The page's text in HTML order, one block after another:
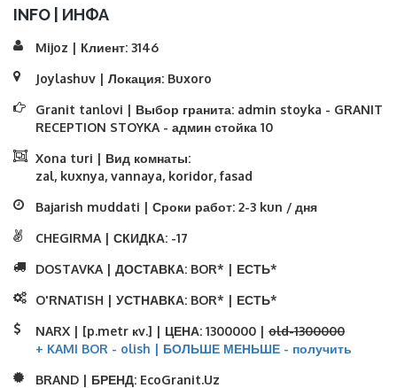
INFO | ИНФА
Mijoz | Клиент: 3146
Joylashuv | Локация: Buxoro
Granit tanlovi | Выбор гранита: admin stoyka - GRANIT
RECEPTION STOYKA - админ стойка 10
Xona turi | Вид комнаты:
zal, kuxnya, vannaya, koridor, fasad
Bajarish muddati | Сроки работ: 2-3 kun / дня
CHEGIRMA | СКИДКА: -17
DOSTAVKA | ДОСТАВКА: BOR* | ЕСТЬ*
O'RNATISH | УСТНАВКА: BOR* | ЕСТЬ*
NARX | [p.metr кv.] | ЦЕНА: 1300000 | old-1300000
+ KAMI BOR - olish | БОЛЬШЕ МЕНЬШЕ - получить
BRAND | БРЕНД: EcoGranit.Uz